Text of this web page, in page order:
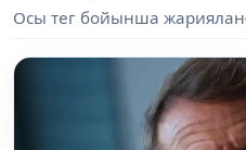
Осы тег бойынша